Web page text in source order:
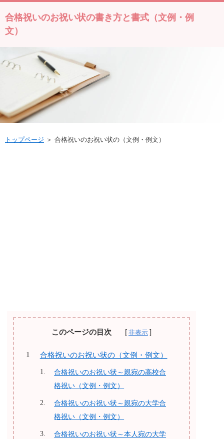
合格祝いのお祝い状の書き方と書式（文例・例
文）
トップページ ＞ 合格祝いのお祝い状の（文例・例文）
このページの目次
合格祝いのお祝い状の（文例・例文）
合格祝いのお祝い状～親宛の高校合
格祝い（文例・例文）
合格祝いのお祝い状～親宛の大学合
格祝い（文例・例文）
合格祝いのお祝い状～本人宛の大学